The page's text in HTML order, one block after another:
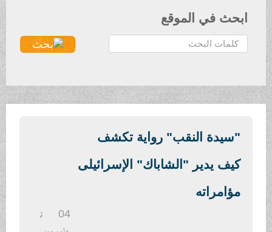
ابحث في الموقع
ح
ث
"سيدة النقب" رواية تكشف
كيف يدير "الشاباك" الإسرائيلى
مؤامراته